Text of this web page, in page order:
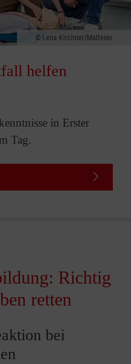
Lena Kirchner/Malteser
helfen
in Erster
Tag.
Richtig
retten
bei